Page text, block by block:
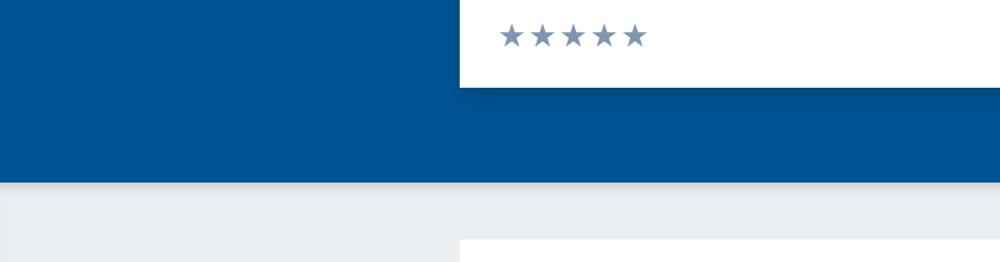
Valuta da 1 a 5 stelle la pagina